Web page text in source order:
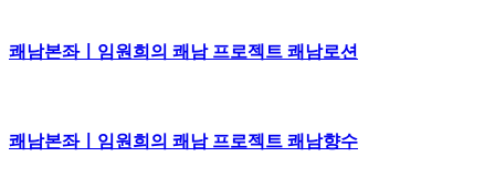
쾌남본좌ㅣ임원희의 쾌남 프로젝트 쾌남로션
쾌남본좌ㅣ임원희의 쾌남 프로젝트 쾌남향수